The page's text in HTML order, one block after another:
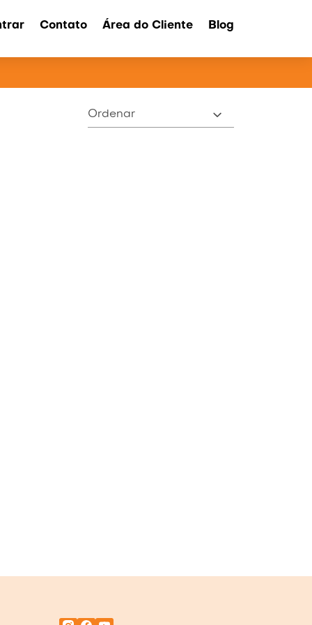
Contato Área do Cliente Blog
Ordenar